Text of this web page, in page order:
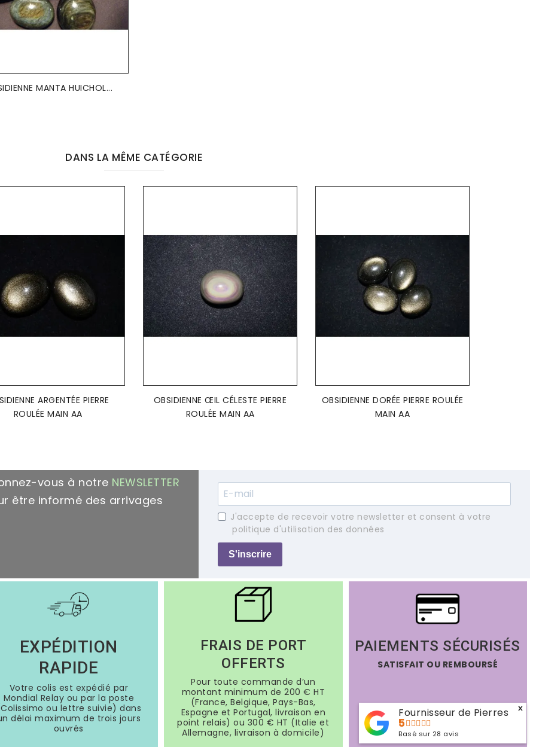
MANTA HUICHOL...
DANS LA MÊME CATÉGORIE
AJOUTER AU PANIER
ARGENTÉE PIERRE
ROULÉE MAIN AA
AJOUTER AU PANIER
OBSIDIENNE ŒIL CÉLESTE PIERRE
ROULÉE MAIN AA
AJOUTER AU PANIER
OBSIDIENNE DORÉE PIERRE ROULÉE
MAIN AA
vous à notre NEWSLETTER
être informé des arrivages
J'accepte de recevoir votre newsletter et consent à votre
politique d'utilisation des données
S'inscrire
EXPÉDITION
RAPIDE
Votre colis est expédié par
Mondial Relay ou par la poste
ou lettre suivie) dans
délai maximum de trois jours
ouvrés
FRAIS DE PORT
OFFERTS
Pour toute commande d’un
montant minimum de 200 € HT
(France, Belgique, Pays-Bas,
Espagne et Portugal, livraison en
point relais) ou 300 € HT (Italie et
Allemagne, livraison à domicile)
PAIEMENTS SÉCURISÉS
SATISFAIT OU REMBOURSÉ
Fournisseur de Pierres
5
Basé sur 28 avis
x